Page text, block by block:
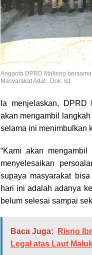
Anggota DPRD Malteng
Masyarakat Adat . Dok: Ist.
Ia menjelaskan, DPRD
akan mengambil
selama ini menimbulkan
“Kami akan
menyelesaikan
supaya masyarakat
hari ini adalah adanya
belum selesai sampai
Baca Juga:
Risno
Legal atas Laut